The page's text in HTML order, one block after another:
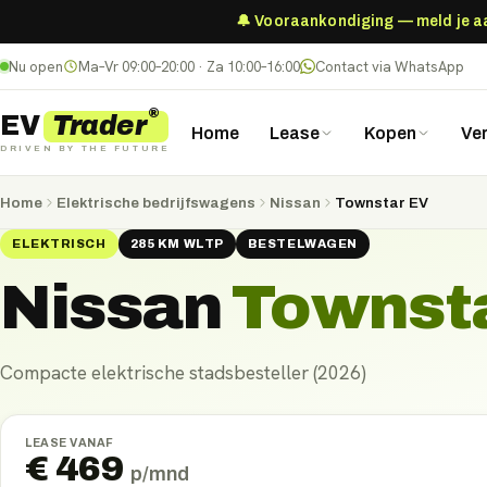
🔔 Vooraankondiging — meld je
Nu open Ma–Vr 09:00–20:00 · Za 10:00–16:00 Contact via WhatsApp
EV Trader®
DRIVEN BY THE FUTURE
Home Lease Kopen
Home Elektrische bedrijfswagens Nissan Townstar EV
ELEKTRISCH 285 KM WLTP BESTELWAGEN
Nissan
Compacte elektrische stadsbesteller (2026)
LEASE VANAF
€ 469 p/mnd